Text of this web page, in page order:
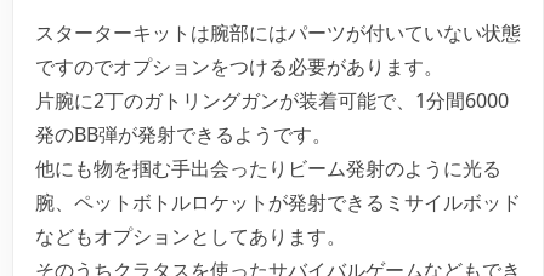
スターターキットは腕部にはパーツが付いていない状態
ですのでオプションをつける必要があります。
片腕に2丁のガトリングガンが装着可能で、1分間6000
発のBB弾が発射できるようです。
他にも物を掴む手出会ったりビーム発射のように光る
腕、ペットボトルロケットが発射できるミサイルボッド
などもオプションとしてあります。
そのうちクラタスを使ったサバイバルゲームなどもでき